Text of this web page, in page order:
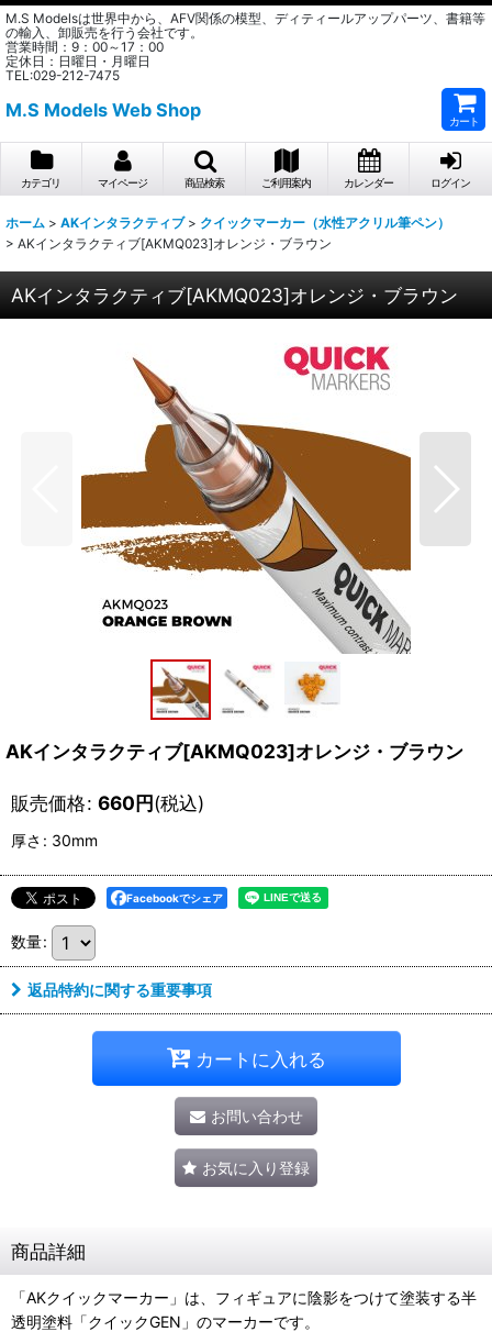
M.S Modelsは世界中から、AFV関係の模型、ディティールアップパーツ、書籍等
の輸入、卸販売を行う会社です。
営業時間：9：00～17：00
定休日：日曜日・月曜日
TEL:029-212-7475
M.S Models Web Shop
カート
カテゴリ マイページ 商品検索 ご利用案内 カレンダー ログイン
ホーム > AKインタラクティブ > クイックマーカー（水性アクリル筆ペン）
> AKインタラクティブ[AKMQ023]オレンジ・ブラウン
AKインタラクティブ[AKMQ023]オレンジ・ブラウン
AKインタラクティブ[AKMQ023]オレンジ・ブラウン
販売価格: 660円(税込)
厚さ : 30mm
Facebookでシェア
数量:
返品特約に関する重要事項
カートに入れる
お問い合わせ
お気に入り登録
商品詳細
「AKクイックマーカー」は、フィギュアに陰影をつけて塗装する半
透明塗料「クイックGEN」のマーカーです。